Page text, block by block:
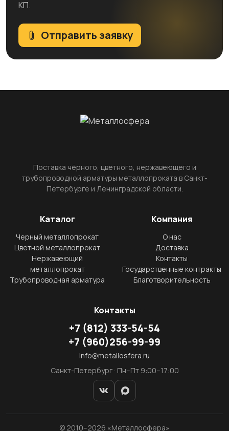
КП.
Отправить заявку
Поставка чёрного, цветного, нержавеющего и
трубопроводной арматуры металлопроката в Санкт-
Петербурге и Ленинградской области.
Каталог
Черный металлопрокат
Цветной металлопрокат
Нержавеющий
металлопрокат
Трубопроводная арматура
Компания
О нас
Доставка
Контакты
Государственные контракты
Благотворительность
Контакты
+7 (812) 333-54-54
+7 (960)256-99-99
info@metallosfera.ru
Санкт-Петербург · Пн–Пт 9:00–17:00
© 2010–2026 «Металлосфера»